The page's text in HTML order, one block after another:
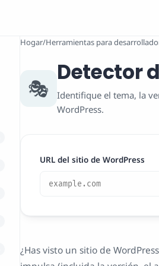
Hogar/Herramientas para
🎭
Detector
Identifique el tema, la
WordPress.
URL del sitio de WordPress
¿Has visto un sitio de